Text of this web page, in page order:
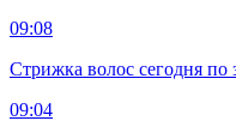
09:08
Стрижка волос сегодня по
09:04